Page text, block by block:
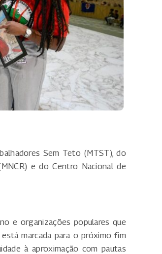
Sem Teto (MTST), do
e do Centro Nacional de
e organizações populares que
marcada para o próximo fim
à aproximação com pautas